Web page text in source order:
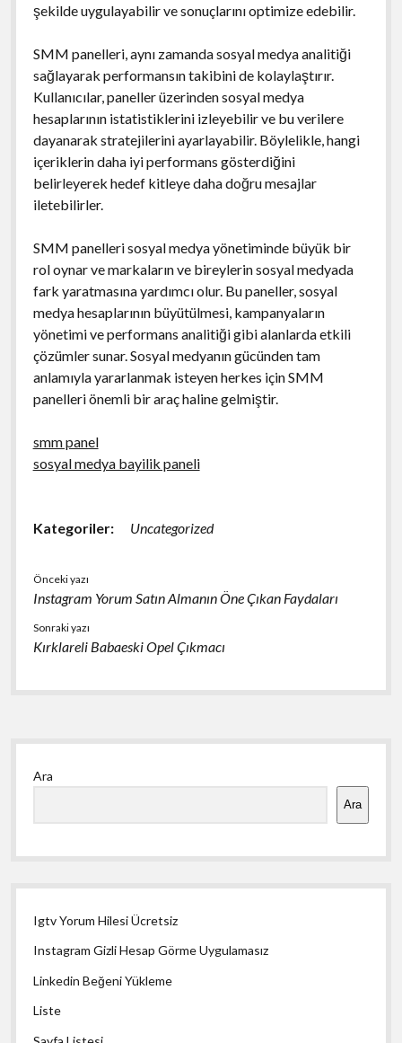
şekilde uygulayabilir ve sonuçlarını optimize edebilir.
SMM panelleri, aynı zamanda sosyal medya analitiği
sağlayarak performansın takibini de kolaylaştırır.
Kullanıcılar, paneller üzerinden sosyal medya
hesaplarının istatistiklerini izleyebilir ve bu verilere
dayanarak stratejilerini ayarlayabilir. Böylelikle, hangi
içeriklerin daha iyi performans gösterdiğini
belirleyerek hedef kitleye daha doğru mesajlar
iletebilirler.
SMM panelleri sosyal medya yönetiminde büyük bir
rol oynar ve markaların ve bireylerin sosyal medyada
fark yaratmasına yardımcı olur. Bu paneller, sosyal
medya hesaplarının büyütülmesi, kampanyaların
yönetimi ve performans analitiği gibi alanlarda etkili
çözümler sunar. Sosyal medyanın gücünden tam
anlamıyla yararlanmak isteyen herkes için SMM
panelleri önemli bir araç haline gelmiştir.
smm panel
sosyal medya bayilik paneli
Kategoriler: Uncategorized
Önceki yazı
Instagram Yorum Satın Almanın Öne Çıkan Faydaları
Sonraki yazı
Kırklareli Babaeski Opel Çıkmacı
Yan
Menü
Ara
Ara
Igtv Yorum Hilesi Ücretsiz
Instagram Gizli Hesap Görme Uygulamasız
Linkedin Beğeni Yükleme
Liste